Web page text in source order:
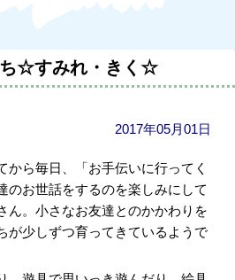
☆すみれ・きく☆
2017年05月01日
から毎日、「お手伝いに行ってく
のお世話をするのを楽しみにして
ん。小さなお友達とのかかわりを
が少しずつ育ってきているようで